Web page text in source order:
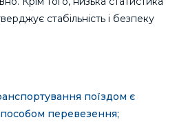
стабільність і безпеку
поїздом є
перевезення;